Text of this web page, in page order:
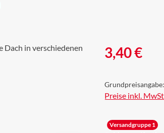
Regulärer Preis:
3,40 €
Grundpreisangabe:
Preise inkl.
Versandgruppe 1